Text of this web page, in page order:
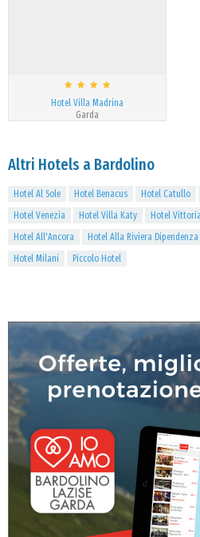
Hotel Villa Madrina
Garda
Altri Hotels a Bardolino
Hotel Al Sole Hotel Benacus Hotel Catullo
Hotel Venezia
Hotel Villa Katy Hotel
Hotel All'Ancora
Hotel Alla Riviera Dipendenza
Hotel Milani
Piccolo Hotel